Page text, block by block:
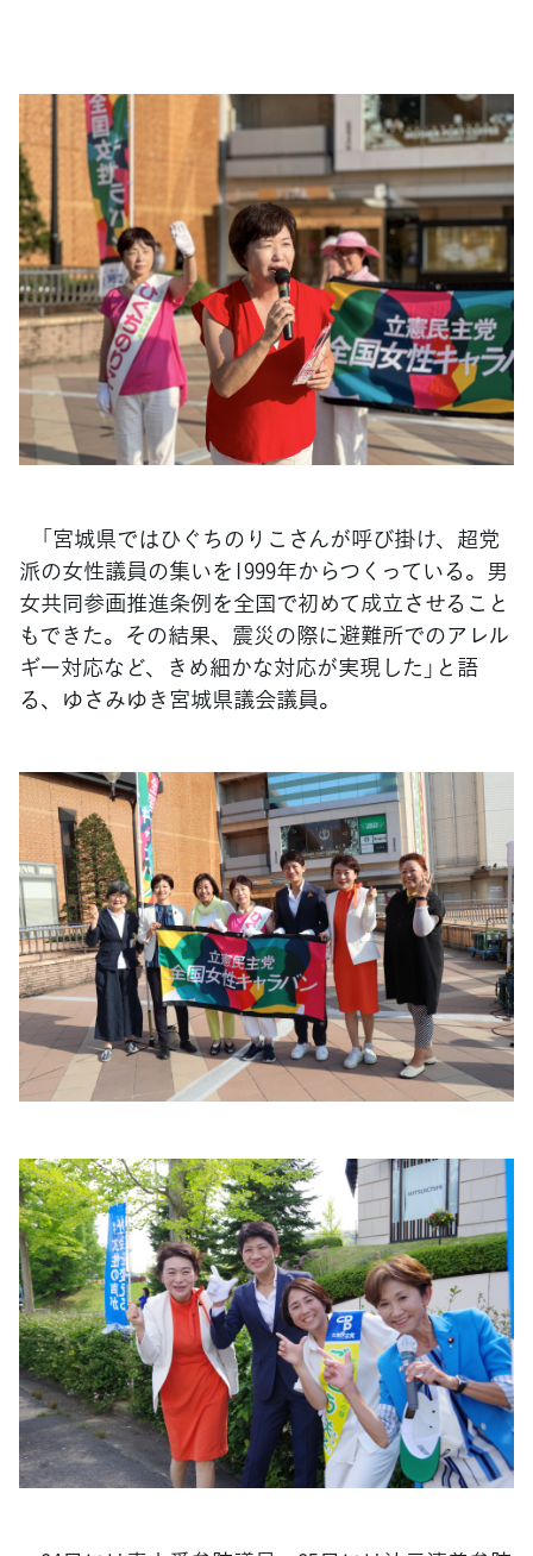
「宮城県ではひぐちのりこさんが呼び掛け、超党
派の女性議員の集いを1999年からつくっている。男
女共同参画推進条例を全国で初めて成立させること
もできた。その結果、震災の際に避難所でのアレル
ギー対応など、きめ細かな対応が実現した」と語
る、ゆさみゆき宮城県議会議員。